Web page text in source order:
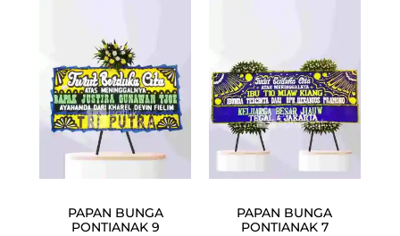
PAPAN BUNGA
PONTIANAK 9
PAPAN BUNGA
PONTIANAK 7